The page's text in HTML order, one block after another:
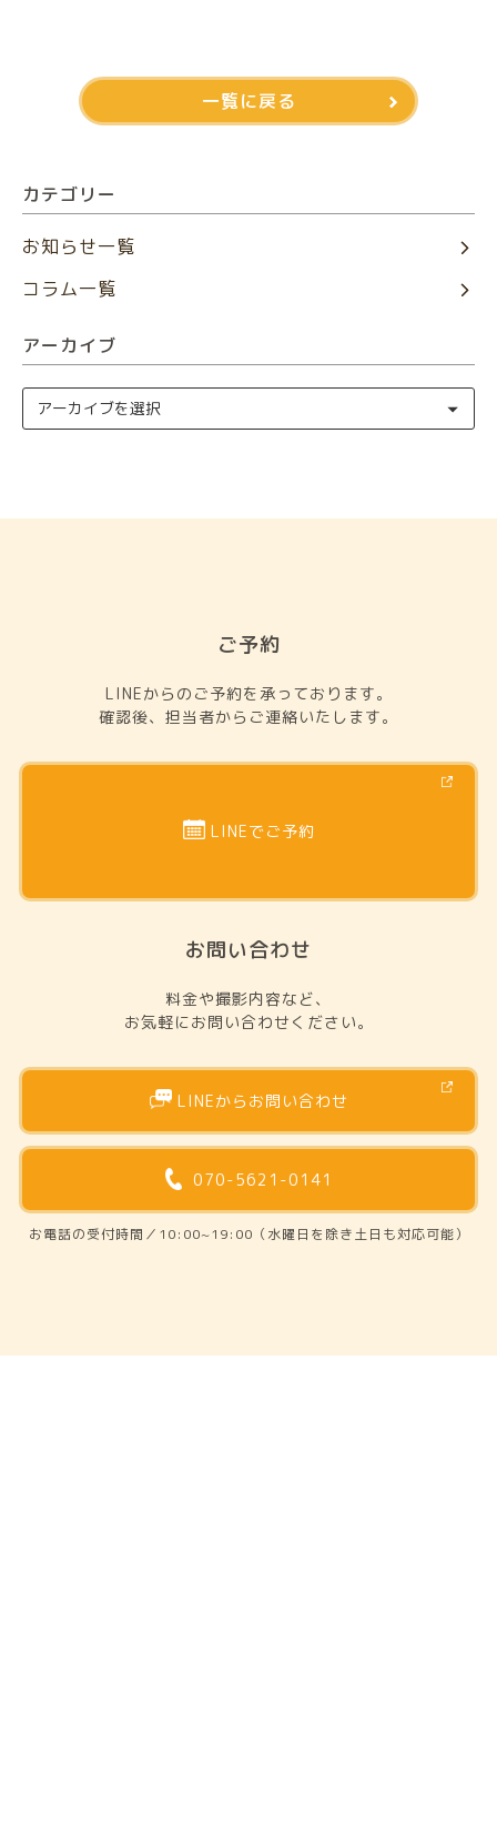
一覧に戻る
カテゴリー
お知らせ一覧
コラム一覧
アーカイブ
ご予約
LINEからのご予約を承っております。
確認後、担当者からご連絡いたします。
LINEでご予約
お問い合わせ
料金や撮影内容など、
お気軽にお問い合わせください。
LINEからお問い合わせ
070-5621-0141
お電話の受付時間／10:00~19:00（水曜日を除き土日も対応可能）